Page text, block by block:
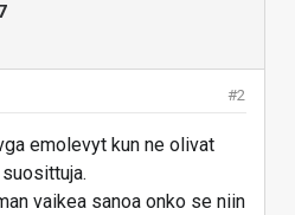
#2
emolevyt kun ne olivat
vaikea sanoa onko se niin